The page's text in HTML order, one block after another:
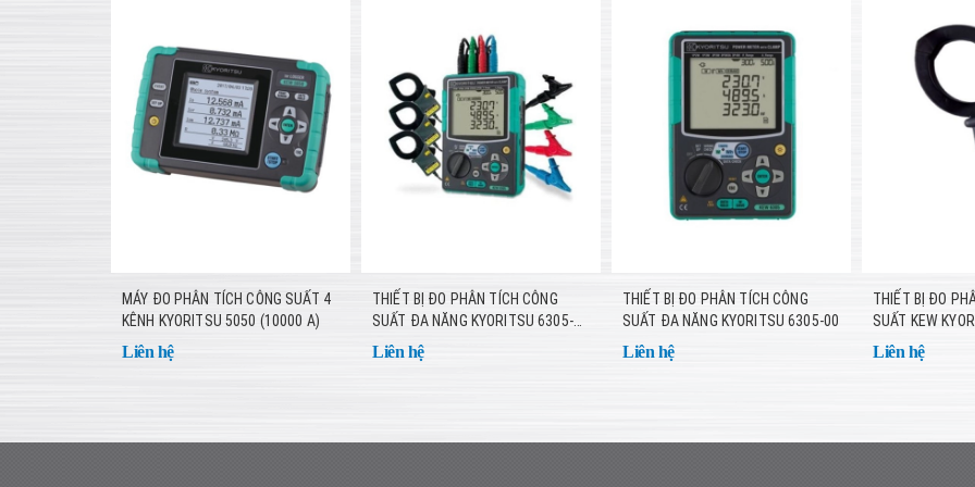
MÁY ĐO PHÂN TÍCH CÔNG SUẤT 4
KÊNH KYORITSU 5050 (10000 A)
Liên hệ
THIẾT BỊ ĐO PHÂN TÍCH CÔNG
SUẤT ĐA NĂNG KYORITSU 6305-01
(KÈM KÌM 500A)
Liên hệ
THIẾT BỊ ĐO PHÂN TÍCH CÔNG
SUẤT ĐA NĂNG KYORITSU 6305-00
Liên hệ
THIẾT BỊ ĐO
SUẤT KEW
(1000VAC,
BLUETOOTH)
Liên hệ